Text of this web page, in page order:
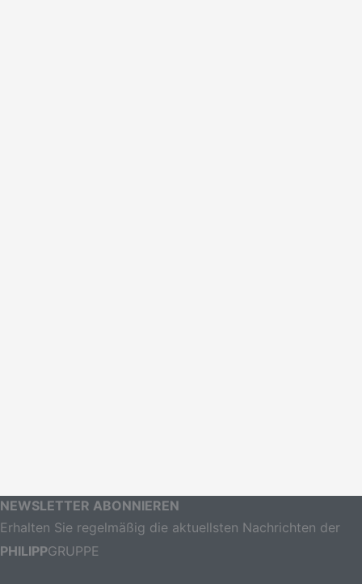
NEWSLETTER ABONNIEREN
Erhalten Sie regelmäßig die aktuellsten Nachrichten der
PHILIPPGRUPPE